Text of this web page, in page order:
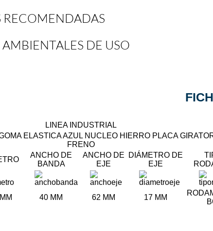
DE USO
LINEA INDUSTRIAL
ELASTICA AZUL NUCLEO HIERRO PLACA
FRENO
ANCHO DE
BANDA
ANCHO DE
EJE
DIÁMETRO DE
EJE
40 MM 62 MM 17 MM